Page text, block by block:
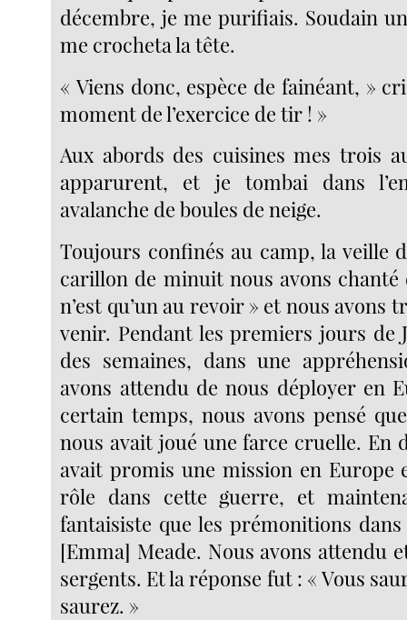
décembre, je me purifiais. Soudain
me crocheta la tête.
« Viens donc, espèce de fainéant, »
moment de l’exercice de tir ! »
Aux abords des cuisines mes trois
apparurent, et je tombai dans
avalanche de boules de neige.
Toujours confinés au camp, la veille
carillon de minuit nous avons chanté
n’est qu’un au revoir » et nous avons
venir. Pendant les premiers jours de
des semaines, dans une
avons attendu de nous déployer en
certain temps, nous avons pensé
nous avait joué une farce cruelle. En
avait promis une mission en Europe
rôle dans cette guerre, et
fantaisiste que les prémonitions
[Emma] Meade. Nous avons attendu
sergents. Et la réponse fut : « Vous
saurez. »